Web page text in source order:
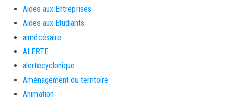
Aides aux Entreprises
Aides aux Etudiants
aimécésaire
ALERTE
alertecyclonique
Aménagement du territoire
Animation